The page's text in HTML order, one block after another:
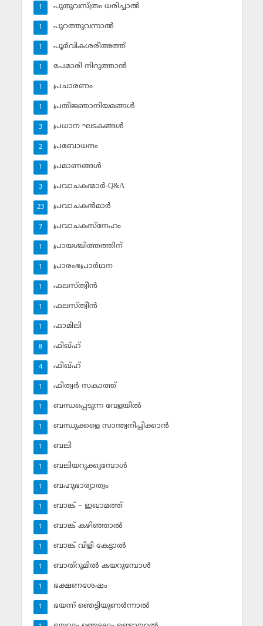
പുതുവസ്ത്രം ധരിച്ചാല്‍
1
പുറത്തുവന്നാല്‍
1
പൂര്‍വികശരീഅത്ത്
1
പേമാരി നിറുത്താന്‍
1
പ്രചാരണം
1
പ്രതിജ്ഞാനിയമങ്ങള്‍
1
പ്രധാന ഘടകങ്ങള്‍
3
പ്രബോധനം
2
പ്രമാണങ്ങള്‍
1
പ്രവാചകന്മാര്‍-Q&A
3
പ്രവാചകന്‍മാര്‍
23
പ്രവാചകസ്‌നേഹം
7
പ്രായശ്ചിത്തത്തിന്
1
പ്രാരംഭപ്രാര്‍ഥന
1
ഫലസ്ത്വീൻ
1
ഫലസ്ത്വീൻ
1
ഫാമിലി
1
ഫിഖ്ഹ്
8
ഫിഖ്ഹ്‌
4
ഫിത്വര്‍ സകാത്ത്‌
1
ബന്ധപ്പെടുന്ന വേളയില്‍
1
ബന്ധുക്കളെ സാന്ത്വനിപ്പിക്കാന്‍
1
ബലി
1
ബലിയറുക്കുമ്പോള്‍
1
ബഹുഭാര്യാത്വം
1
ബാങ്ക് – ഇഖാമത്ത്
1
ബാങ്ക് കഴിഞ്ഞാല്‍
1
ബാങ്ക് വിളി കേട്ടാല്‍
1
ബാത്‌റൂമില്‍ കയറുമ്പോള്‍
1
ഭക്ഷണശേഷം
1
ഭയന്ന് ഞെട്ടിയുണര്‍ന്നാല്‍
1